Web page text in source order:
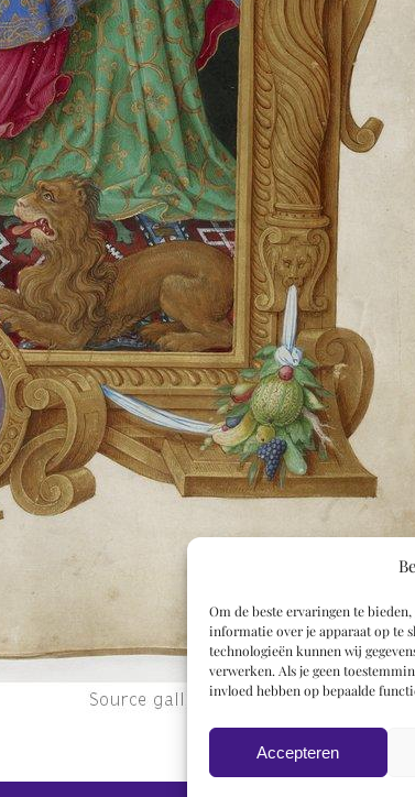
Om de beste ervaringen te
informatie over je apparaat op te
technologieën kunnen wij
verwerken. Als je geen
invloed hebben op bepaalde
Accepteren